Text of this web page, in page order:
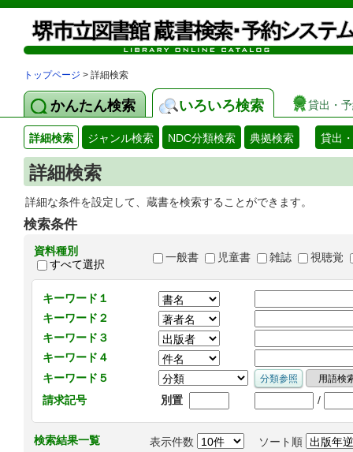
トップページ > 詳細検索
かんたん検索 いろいろ検索 貸出・
詳細検索 ジャンル検索 NDC分類検索 典拠検索 貸出
詳細検索
詳細な条件を設定して、蔵書を検索することができます。
検索条件
資料種別
すべて選択
一般書 児童書 雑誌 視聴覚
キーワード１
キーワード２
キーワード３
キーワード４
キーワード５
請求記号
別置 /
検索結果一覧 表示件数 ソート順